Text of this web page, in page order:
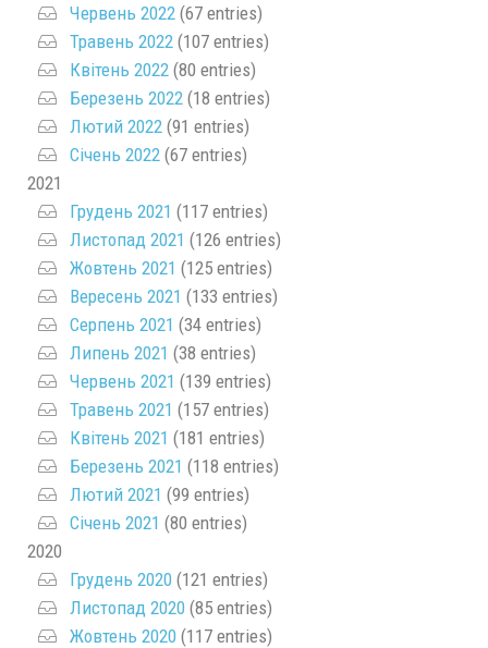
Червень 2022 (67 entries)
Травень 2022 (107 entries)
Квітень 2022 (80 entries)
Березень 2022 (18 entries)
Лютий 2022 (91 entries)
Січень 2022 (67 entries)
2021
Грудень 2021 (117 entries)
Листопад 2021 (126 entries)
Жовтень 2021 (125 entries)
Вересень 2021 (133 entries)
Серпень 2021 (34 entries)
Липень 2021 (38 entries)
Червень 2021 (139 entries)
Травень 2021 (157 entries)
Квітень 2021 (181 entries)
Березень 2021 (118 entries)
Лютий 2021 (99 entries)
Січень 2021 (80 entries)
2020
Грудень 2020 (121 entries)
Листопад 2020 (85 entries)
Жовтень 2020 (117 entries)